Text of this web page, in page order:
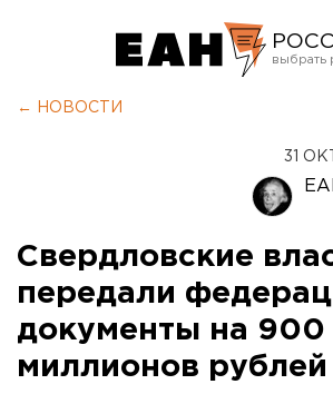
← НОВОСТИ
31
Свердловские
передали
документы на 900
миллионов рублей